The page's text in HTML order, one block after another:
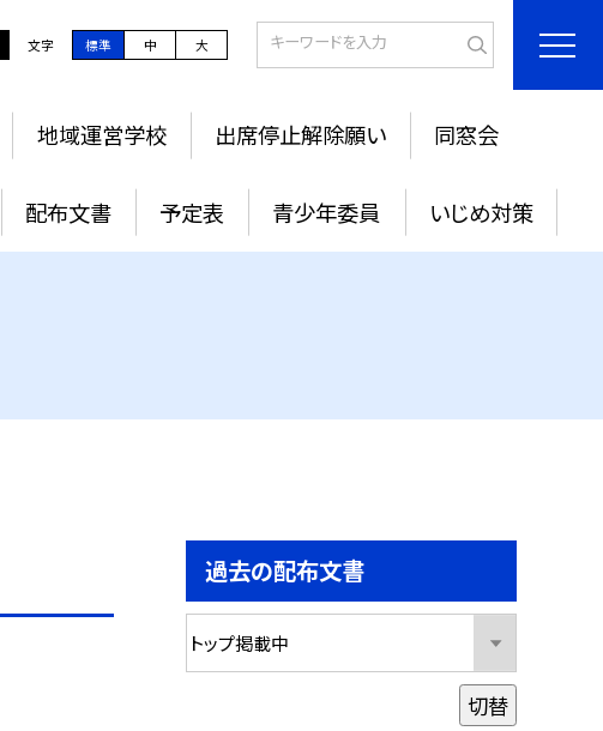
文字 標準 中 大
地域運営学校 出席停止解除願い 同窓会
配布文書 予定表 青少年委員 いじめ対策
過去の配布文書
切替